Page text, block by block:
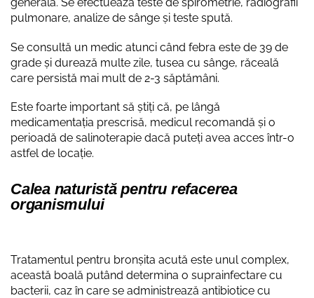
pulmonare, analize de sânge și teste spută.
Se consultă un medic atunci când febra este de 39 de
grade și durează multe zile, tusea cu sânge, răceală
care persistă mai mult de 2-3 săptămâni.
Este foarte important să știți că, pe lângă
medicamentația prescrisă, medicul recomandă și o
perioadă de salinoterapie dacă puteți avea acces într-o
astfel de locație.
Calea naturistă pentru refacerea
organismului
Tratamentul pentru bronșita acută este unul complex,
această boală putând determina o suprainfectare cu
bacterii, caz în care se administrează antibiotice cu